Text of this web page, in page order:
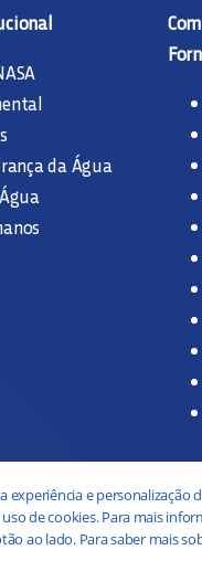
da Água
experiência e personalização
de cookies. Para mais
ao lado. Para saber mais